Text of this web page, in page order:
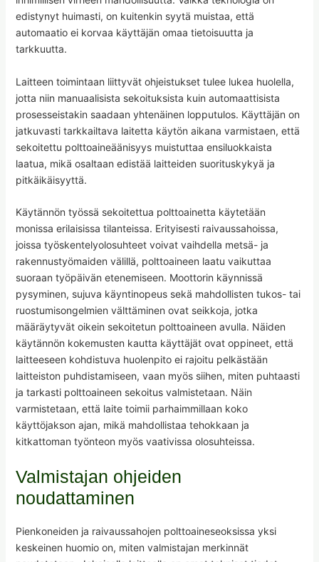
edistynyt huimasti, on kuitenkin syytä muistaa, että
automaatio ei korvaa käyttäjän omaa tietoisuutta ja
tarkkuutta.
Laitteen toimintaan liittyvät ohjeistukset tulee lukea huolella,
jotta niin manuaalisista sekoituksista kuin automaattisista
prosesseistakin saadaan yhtenäinen lopputulos. Käyttäjän on
jatkuvasti tarkkailtava laitetta käytön aikana varmistaen, että
sekoitettu polttoaineäänisyys muistuttaa ensiluokkaista
laatua, mikä osaltaan edistää laitteiden suorituskykyä ja
pitkäikäisyyttä.
Käytännön työssä sekoitettua polttoainetta käytetään
monissa erilaisissa tilanteissa. Erityisesti raivaussahoissa,
joissa työskentelyolosuhteet voivat vaihdella metsä- ja
rakennustyömaiden välillä, polttoaineen laatu vaikuttaa
suoraan työpäivän etenemiseen. Moottorin käynnissä
pysyminen, sujuva käyntinopeus sekä mahdollisten tukos- tai
ruostumisongelmien välttäminen ovat seikkoja, jotka
määräytyvät oikein sekoitetun polttoaineen avulla. Näiden
käytännön kokemusten kautta käyttäjät ovat oppineet, että
laitteeseen kohdistuva huolenpito ei rajoitu pelkästään
laitteiston puhdistamiseen, vaan myös siihen, miten puhtaasti
ja tarkasti polttoaineen sekoitus valmistetaan. Näin
varmistetaan, että laite toimii parhaimmillaan koko
käyttöjakson ajan, mikä mahdollistaa tehokkaan ja
kitkattoman työnteon myös vaativissa olosuhteissa.
Valmistajan ohjeiden
noudattaminen
Pienkoneiden ja raivaussahojen polttoaineseoksissa yksi
keskeinen huomio on, miten valmistajan merkinnät